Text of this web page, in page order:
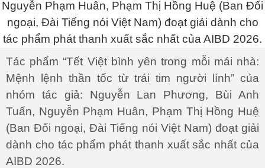
Tác phẩm “Tết Việt bình yên trong mỗi mái nhà:
Mệnh lệnh thần tốc từ trái tim người lính” của
nhóm tác giả: Nguyễn Lan Phương, Bùi Anh
Tuấn, Nguyễn Phạm Huân, Phạm Thị Hồng Huệ
(Ban Đối ngoại, Đài Tiếng nói Việt Nam) đoạt giải
dành cho tác phẩm phát thanh xuất sắc nhất của
AIBD 2026.